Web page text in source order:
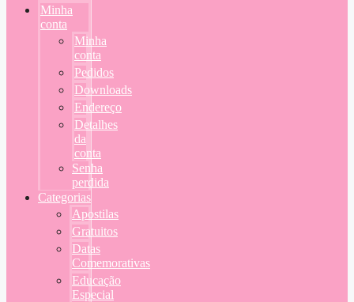
Minha
conta
Minha
conta
Pedidos
Downloads
Endereço
Detalhes
da
conta
Senha
perdida
Categorias
Apostilas
Gratuitos
Datas
Comemorativas
Educação
Especial